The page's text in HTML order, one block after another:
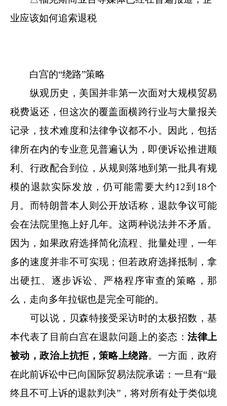
业应该如何追索退税
白宫的“绕路”策略
纵观历史，美国并非第一次面对大规模贸易
税费返还，但这次的覆盖面横跨行业与大量报关
记录，技术难度和法律争议都不小。因此，包括
律所在内的专业意见普遍认为，即便诉讼推进顺
利、行政配合到位，从规则落地到第一批具有规
模的退款实际发放，仍可能需要大约12到18个
月。而特朗普本人则公开放话称，退款争议可能
会在法院里拖上好几年。这两种说法并不矛盾。
因为，如果政府选择简化流程、批量处理，一年
多的速度并非不可实现；但若政府选择抵制，拿
出硬扛、逐步诉讼、严格程序审查的策略，那
么，走向多年拉锯也是完全可能的。
可以说，贝森特接受采访时的太极招数，基
本代表了目前白宫在退款问题上的姿态：法律上
被动，政治上抗拒，策略上绕路。一方面，政府
在此前诉讼中已向国际贸易法院承诺：一旦有“最
终且不可上诉的退款判决”，将对所有处于类似境